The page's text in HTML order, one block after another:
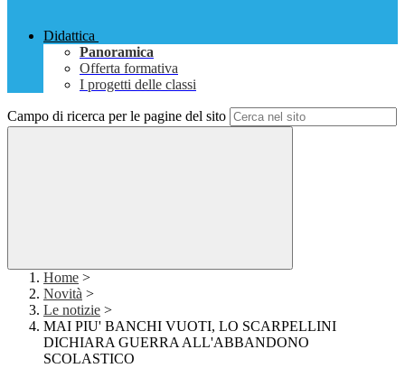
Didattica
Panoramica
Offerta formativa
I progetti delle classi
Campo di ricerca per le pagine del sito
Home >
Novità >
Le notizie >
MAI PIU' BANCHI VUOTI, LO SCARPELLINI
DICHIARA GUERRA ALL'ABBANDONO
SCOLASTICO